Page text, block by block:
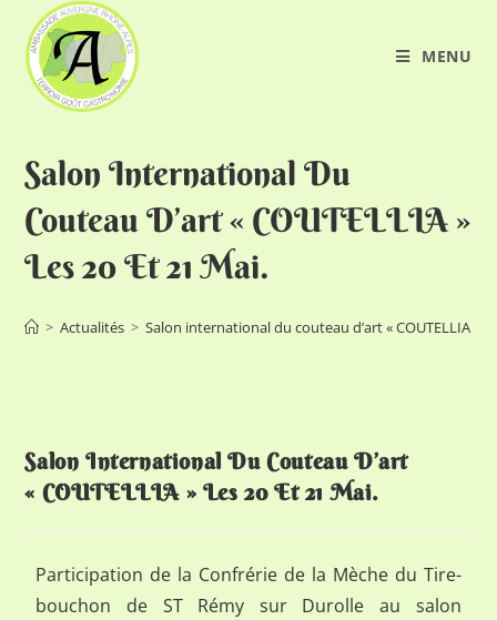
MENU
Salon International Du
Couteau D’art « COUTELLIA »
Les 20 Et 21 Mai.
> Actualités > Salon international du couteau d’art « COUTELLIA »
Salon International Du Couteau D’art
« COUTELLIA » Les 20 Et 21 Mai.
Participation de la Confrérie de la Mèche du Tire-
bouchon de ST Rémy sur Durolle au salon